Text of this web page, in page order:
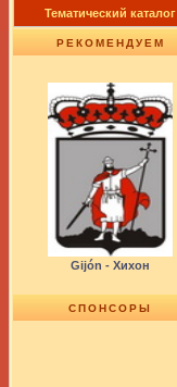
Тематический каталог
РЕКОМЕНДУЕМ
Gijón - Хихон
СПОНСОРЫ